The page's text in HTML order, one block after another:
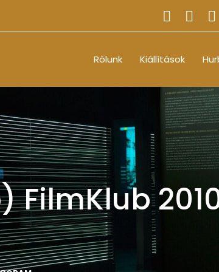
Rólunk Kiállítások
FilmKlub